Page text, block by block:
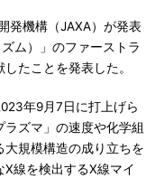
発機構（JAXA）が発表
ム）」のファーストラ
たことを発表した。
年9月7日に打上げら
ズマ」の速度や化学組
規模構造の成り立ちを
線を検出するX線マイ